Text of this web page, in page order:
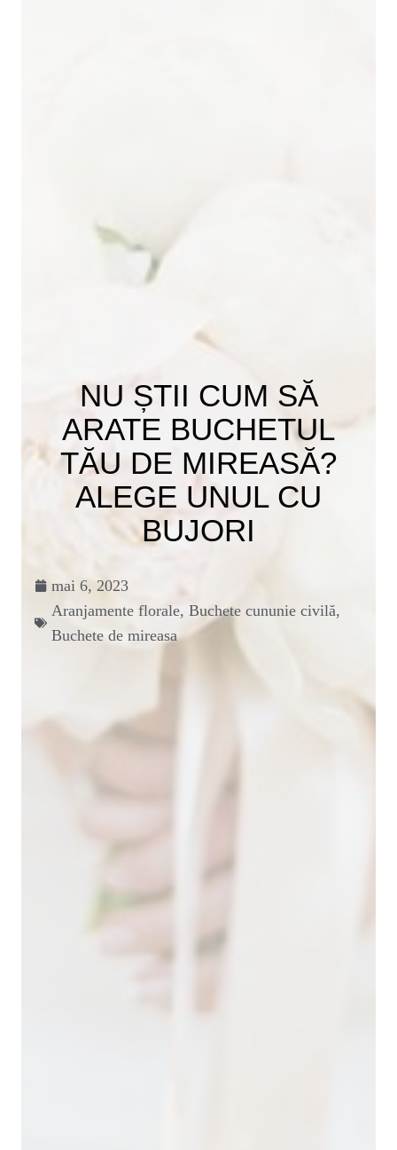
NU ȘTII CUM SĂ
ARATE BUCHETUL
TĂU DE MIREASĂ?
ALEGE UNUL CU
BUJORI
mai 6, 2023
Aranjamente florale, Buchete cununie civilă,
Buchete de mireasa